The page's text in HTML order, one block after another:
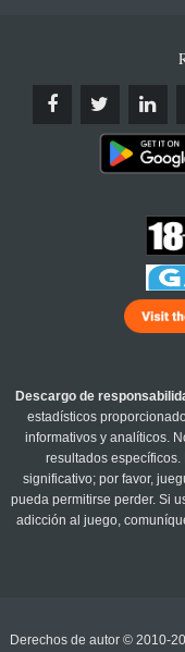
Descargo de
estadísticos
informativos y analíticos.
resultados
significativo; por favor,
pueda permitirse perder. Si
adicción al juego,
Derechos de autor © 2010-